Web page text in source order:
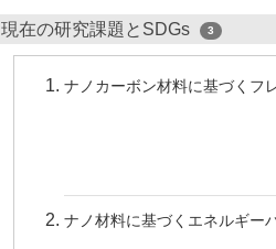
現在の研究課題とSDGs 3
ナノカーボン材料に基づくフ
ナノ材料に基づくエネルギー